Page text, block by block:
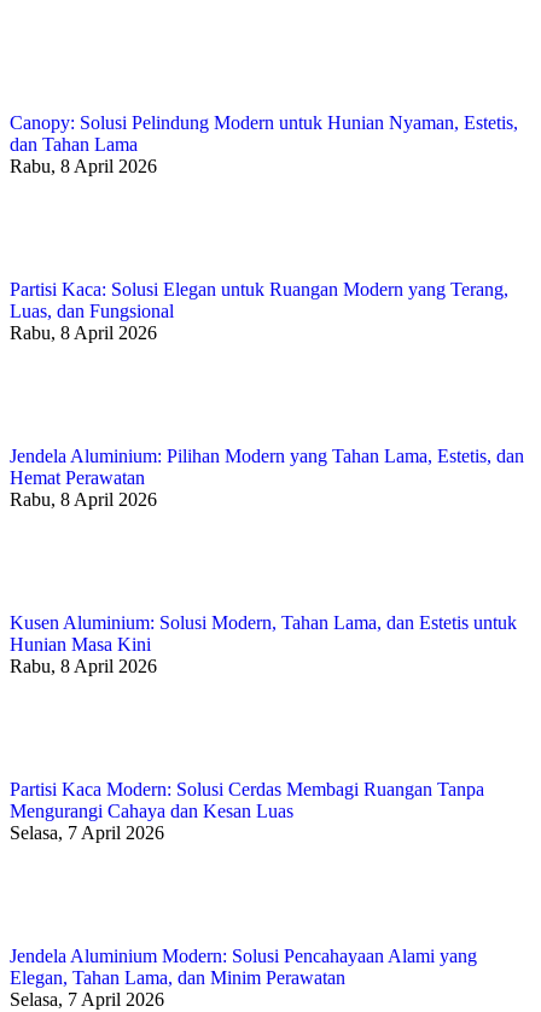
Canopy: Solusi Pelindung Modern untuk Hunian Nyaman, Estetis,
dan Tahan Lama
Rabu, 8 April 2026
Partisi Kaca: Solusi Elegan untuk Ruangan Modern yang Terang,
Luas, dan Fungsional
Rabu, 8 April 2026
Jendela Aluminium: Pilihan Modern yang Tahan Lama, Estetis, dan
Hemat Perawatan
Rabu, 8 April 2026
Kusen Aluminium: Solusi Modern, Tahan Lama, dan Estetis untuk
Hunian Masa Kini
Rabu, 8 April 2026
Partisi Kaca Modern: Solusi Cerdas Membagi Ruangan Tanpa
Mengurangi Cahaya dan Kesan Luas
Selasa, 7 April 2026
Jendela Aluminium Modern: Solusi Pencahayaan Alami yang
Elegan, Tahan Lama, dan Minim Perawatan
Selasa, 7 April 2026